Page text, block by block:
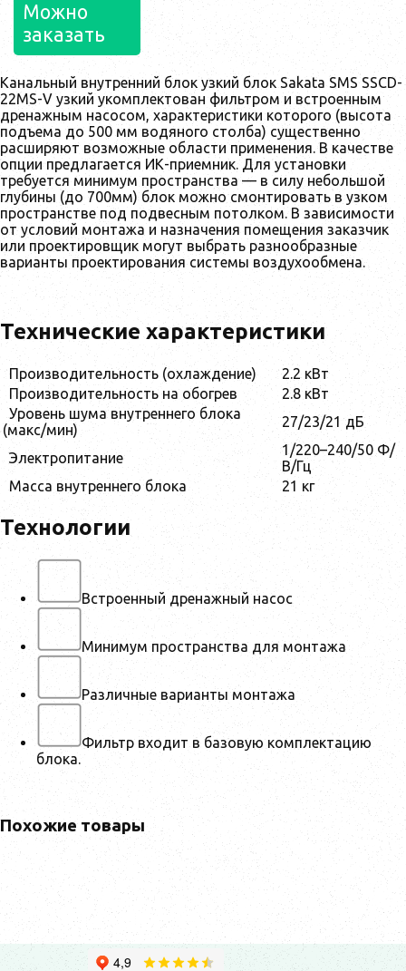
Можно
заказать
Канальный внутренний блок узкий блок Sakata SMS SSCD-
22MS-V узкий укомплектован фильтром и встроенным
дренажным насосом, характеристики которого (высота
подъема до 500 мм водяного столба) существенно
расширяют возможные области применения. В качестве
опции предлагается ИК-приемник. Для установки
требуется минимум пространства — в силу небольшой
глубины (до 700мм) блок можно смонтировать в узком
пространстве под подвесным потолком. В зависимости
от условий монтажа и назначения помещения заказчик
или проектировщик могут выбрать разнообразные
варианты проектирования системы воздухообмена.
Технические характеристики
Производительность (охлаждение)
2.2 кВт
Производительность на обогрев
2.8 кВт
Уровень шума внутреннего блока
(макс/мин)
27/23/21 дБ
Электропитание
1/220–240/50 Ф/
В/Гц
Масса внутреннего блока
21 кг
Технологии
Встроенный дренажный насос
Минимум пространства для монтажа
Различные варианты монтажа
Фильтр входит в базовую комплектацию
блока.
Похожие товары